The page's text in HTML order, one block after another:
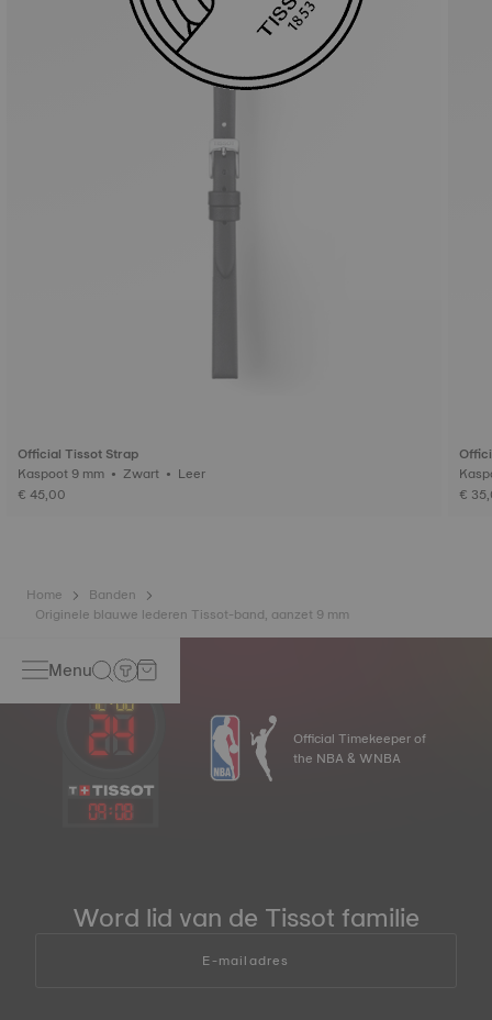
Official Tissot Strap
Kaspoot 9 mm • Zwart • Leer
€ 45,00
€
Home
Banden
Originele blauwe lederen Tissot-band, aanzet 9 mm
Menu
09:08
Official Timekeeper of
the NBA & WNBA
Word lid van de Tissot familie
E-mailadres